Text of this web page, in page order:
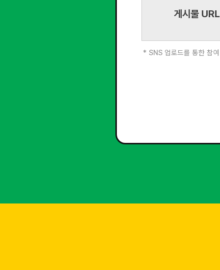
게시물 URL
* SNS 업로드를 통한 참